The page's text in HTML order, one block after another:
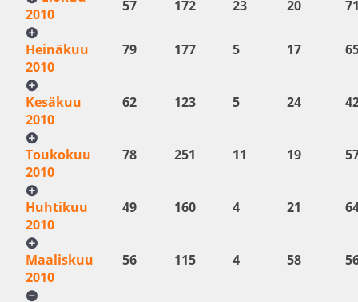
2010
57 172 23 20
Heinäkuu
2010
79 177 5 17
Kesäkuu
2010
62 123 5 24
Toukokuu
2010
78 251 11 19
Huhtikuu
2010
49 160 4 21
Maaliskuu
2010
56 115 4 58